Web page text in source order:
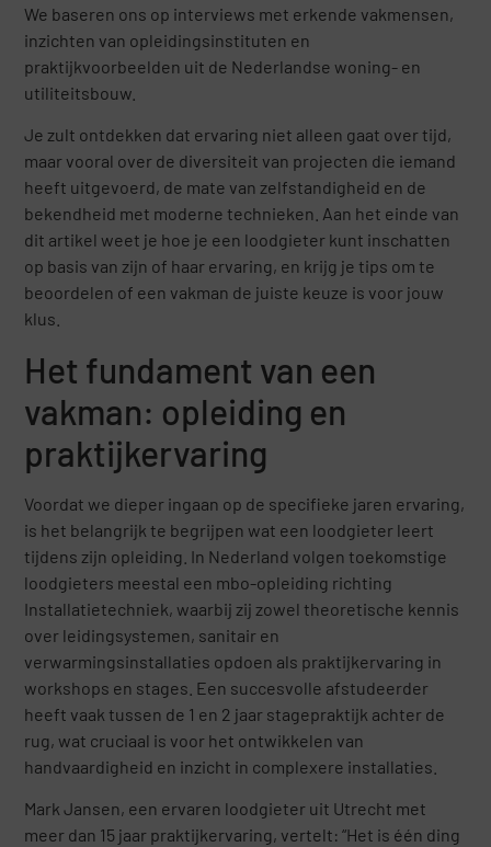
We baseren ons op interviews met erkende vakmensen,
inzichten van opleidingsinstituten en
praktijkvoorbeelden uit de Nederlandse woning- en
utiliteitsbouw.
Je zult ontdekken dat ervaring niet alleen gaat over tijd,
maar vooral over de diversiteit van projecten die iemand
heeft uitgevoerd, de mate van zelfstandigheid en de
bekendheid met moderne technieken. Aan het einde van
dit artikel weet je hoe je een loodgieter kunt inschatten
op basis van zijn of haar ervaring, en krijg je tips om te
beoordelen of een vakman de juiste keuze is voor jouw
klus.
Het fundament van een
vakman: opleiding en
praktijkervaring
Voordat we dieper ingaan op de specifieke jaren ervaring,
is het belangrijk te begrijpen wat een loodgieter leert
tijdens zijn opleiding. In Nederland volgen toekomstige
loodgieters meestal een mbo-opleiding richting
Installatietechniek, waarbij zij zowel theoretische kennis
over leidingsystemen, sanitair en
verwarmingsinstallaties opdoen als praktijkervaring in
workshops en stages. Een succesvolle afstudeerder
heeft vaak tussen de 1 en 2 jaar stagepraktijk achter de
rug, wat cruciaal is voor het ontwikkelen van
handvaardigheid en inzicht in complexere installaties.
Mark Jansen, een ervaren loodgieter uit Utrecht met
meer dan 15 jaar praktijkervaring, vertelt: “Het is één ding